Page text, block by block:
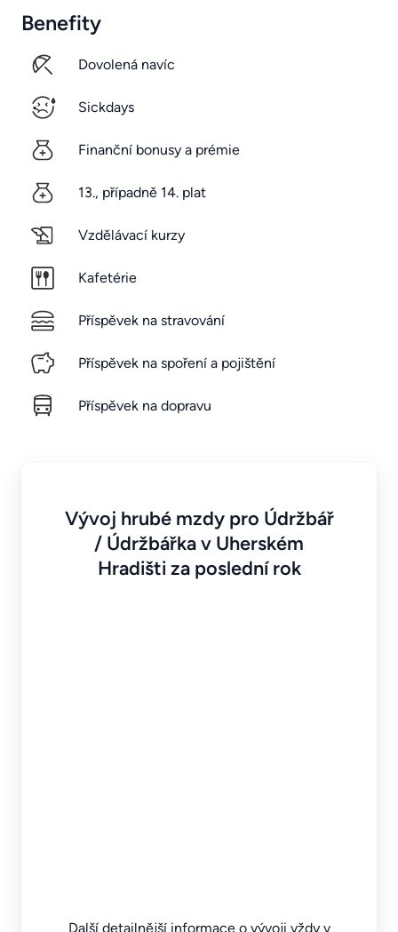
Benefity
Dovolená navíc
Sickdays
Finanční bonusy a prémie
13., případně 14. plat
Vzdělávací kurzy
Kafetérie
Příspěvek na stravování
Příspěvek na spoření a pojištění
Příspěvek na dopravu
Vývoj hrubé mzdy pro Údržbář
/ Údržbářka v Uherském
Hradišti za poslední rok
Další detailnější informace o vývoji vždy v